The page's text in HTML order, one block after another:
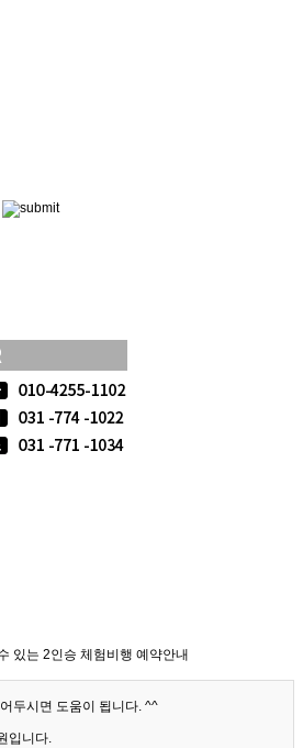
있는 2인승 체험비행 예약안내
두시면 도움이 됩니다. ^^
입니다.